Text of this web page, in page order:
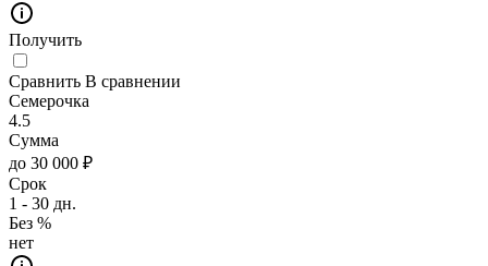
Получить
Сравнить В сравнении
Семерочка
4.5
Сумма
до 30 000 ₽
Срок
1 - 30 дн.
Без %
нет